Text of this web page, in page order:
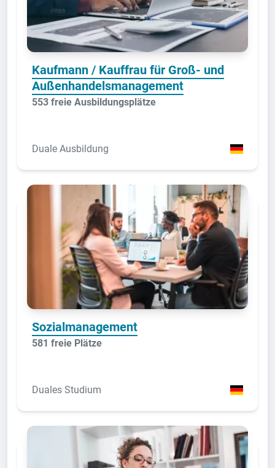
Kaufmann / Kauffrau für Groß- und
Außenhandelsmanagement
553 freie Ausbildungsplätze
Duale Ausbildung
Sozialmanagement
581 freie Plätze
Duales Studium